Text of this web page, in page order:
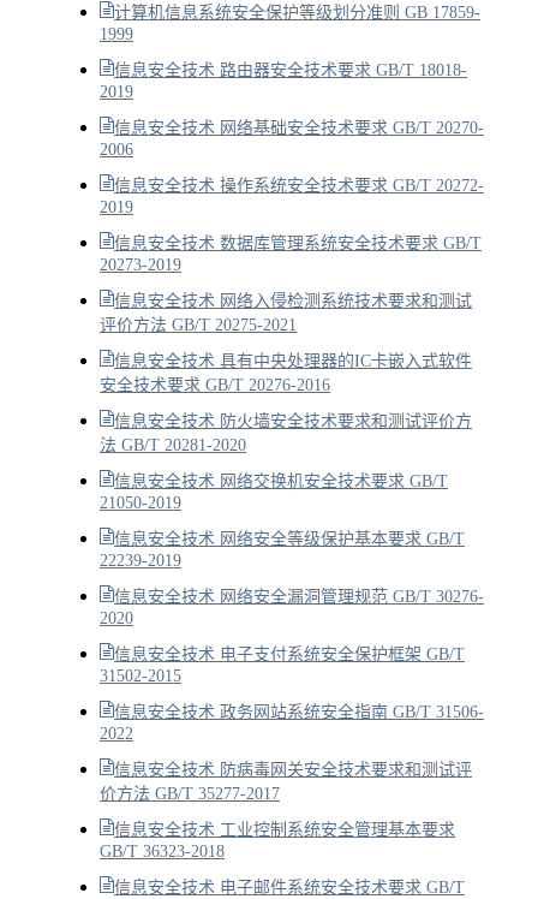
计算机信息系统安全保护等级划分准则 GB 17859-
1999
信息安全技术 路由器安全技术要求 GB/T 18018-
2019
信息安全技术 网络基础安全技术要求 GB/T 20270-
2006
信息安全技术 操作系统安全技术要求 GB/T 20272-
2019
信息安全技术 数据库管理系统安全技术要求 GB/T
20273-2019
信息安全技术 网络入侵检测系统技术要求和测试
评价方法 GB/T 20275-2021
信息安全技术 具有中央处理器的IC卡嵌入式软件
安全技术要求 GB/T 20276-2016
信息安全技术 防火墙安全技术要求和测试评价方
法 GB/T 20281-2020
信息安全技术 网络交换机安全技术要求 GB/T
21050-2019
信息安全技术 网络安全等级保护基本要求 GB/T
22239-2019
信息安全技术 网络安全漏洞管理规范 GB/T 30276-
2020
信息安全技术 电子支付系统安全保护框架 GB/T
31502-2015
信息安全技术 政务网站系统安全指南 GB/T 31506-
2022
信息安全技术 防病毒网关安全技术要求和测试评
价方法 GB/T 35277-2017
信息安全技术 工业控制系统安全管理基本要求
GB/T 36323-2018
信息安全技术 电子邮件系统安全技术要求 GB/T